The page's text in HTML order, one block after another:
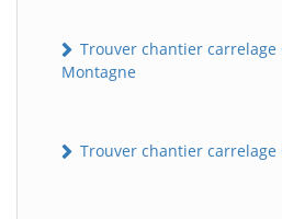
Trouver chantier carrelage
Montagne
Trouver chantier carrelage